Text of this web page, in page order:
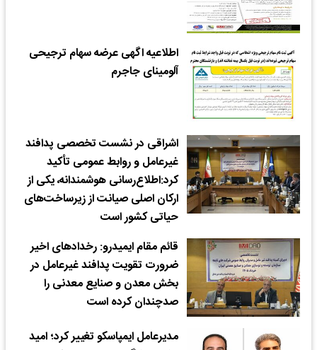
اطلاعیه اگهی عرضه سهام ترجیحی
آلومینای جاجرم
اشراقی در نشست تخصصی پدافند
غیرعامل و روابط عمومی تأکید
کرد:اطلاع‌رسانی هوشمندانه، یکی از
ارکان اصلی صیانت از زیرساخت‌های
حیاتی کشور است
قائم مقام ایمیدرو: رخدادهای اخیر
ضرورت تقویت پدافند غیرعامل در
بخش معدن و صنایع معدنی را
صدچندان کرده است
مدیرعامل ایمپاسکو تغییر کرد؛ امید